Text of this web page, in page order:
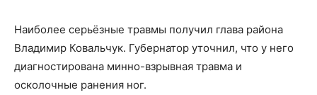
Наиболее серьёзные травмы получил глава района
Владимир Ковальчук. Губернатор уточнил, что у него
диагностирована минно-взрывная травма и
осколочные ранения ног.